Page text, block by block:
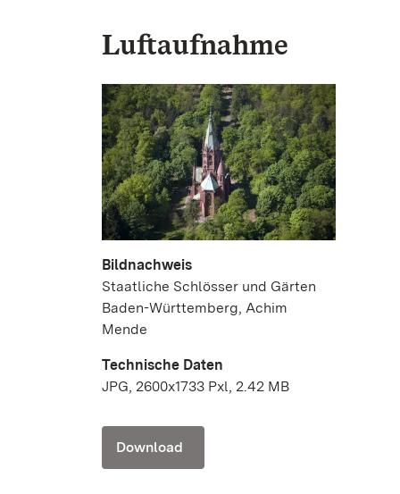
Luftaufnahme
Bildnachweis
Staatliche Schlösser und Gärten
Baden-Württemberg, Achim
Mende
Technische Daten
JPG, 2600x1733 Pxl, 2.42 MB
Download